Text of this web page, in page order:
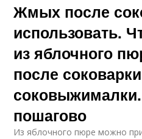
Жмых после
использовать.
из яблочного
после
пошагово
Из яблочного пюре можно